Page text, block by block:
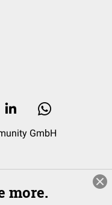
GmbH
more.